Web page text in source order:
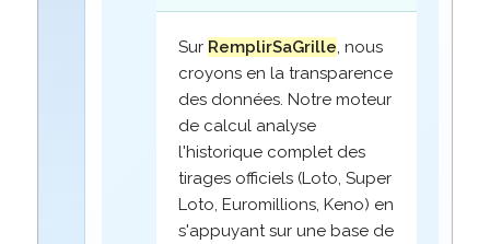
Sur RemplirSaGrille, nous
croyons en la transparence
des données. Notre moteur
de calcul analyse
l'historique complet des
tirages officiels (Loto, Super
Loto, Euromillions, Keno) en
s'appuyant sur une base de